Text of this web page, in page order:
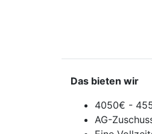
Das bieten wir
4050€ -
AG-